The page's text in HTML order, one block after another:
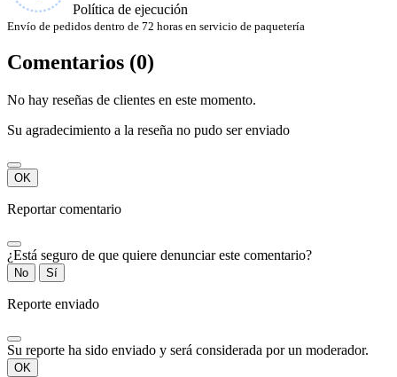
Política de ejecución
Envío de pedidos dentro de 72 horas en servicio de paquetería
Comentarios (0)
No hay reseñas de clientes en este momento.
Su agradecimiento a la reseña no pudo ser enviado
OK
Reportar comentario
¿Está seguro de que quiere denunciar este comentario?
No Sí
Reporte enviado
Su reporte ha sido enviado y será considerada por un moderador.
OK